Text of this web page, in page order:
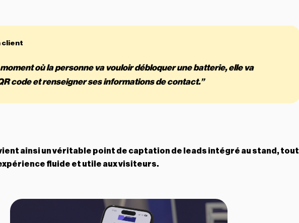
où la personne va vouloir débloquer une batterie, elle va
code et renseigner ses informations de contact.”
ainsi un véritable point de captation de leads intégré au stand, tout
fluide et utile aux visiteurs.